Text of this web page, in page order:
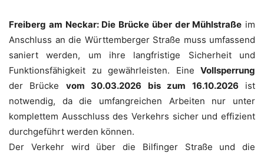
Freiberg am Neckar: Die Brücke über der Mühlstraße im
Anschluss an die Württemberger Straße muss umfassend
saniert werden, um ihre langfristige Sicherheit und
Funktionsfähigkeit zu gewährleisten. Eine Vollsperrung
der Brücke vom 30.03.2026 bis zum 16.10.2026 ist
notwendig, da die umfangreichen Arbeiten nur unter
komplettem Ausschluss des Verkehrs sicher und effizient
durchgeführt werden können.
Der Verkehr wird über die Bilfinger Straße und die